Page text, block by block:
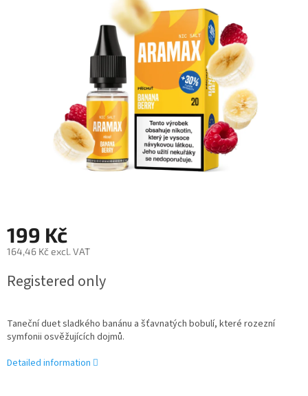
0,0
out
of
5
stars.
199 Kč
164,46 Kč excl. VAT
price:
Registered only
Taneční duet sladkého banánu a šťavnatých bobulí, které rozezní
symfonii osvěžujících dojmů.
Detailed information